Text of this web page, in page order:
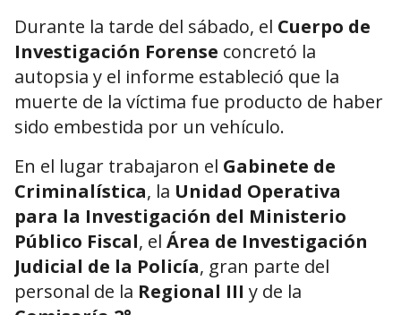
Durante la tarde del sábado, el Cuerpo de
Investigación Forense concretó la
autopsia y el informe estableció que la
muerte de la víctima fue producto de haber
sido embestida por un vehículo.
En el lugar trabajaron el Gabinete de
Criminalística, la Unidad Operativa
para la Investigación del Ministerio
Público Fiscal, el Área de Investigación
Judicial de la Policía, gran parte del
personal de la Regional III y de la